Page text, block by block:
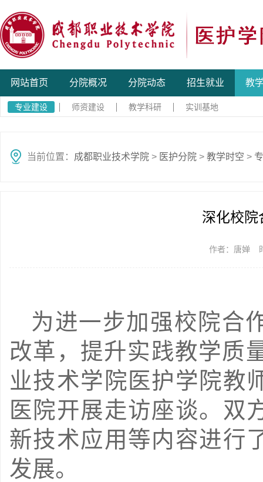
网站首页 分院概况 分院动态 招生就业 教
专业建设 师资建设 教学科研 实训基地
当前位置： 成都职业技术学院 > 医护分院 > 教学时空 >
深化校院
作者：唐婵
为进一步加强校院合
改革，提升实践教学质
业技术学院医护学院教
医院开展走访座谈。双
新技术应用等内容进行
发展。